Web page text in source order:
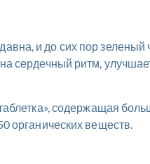
и до сих пор зеленый
сердечный ритм,
содержащая
органических веществ.